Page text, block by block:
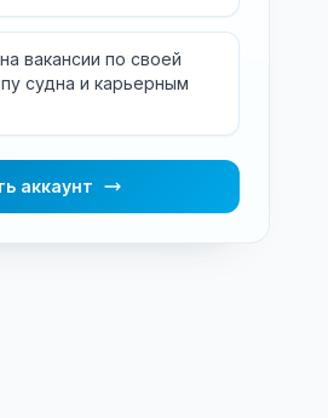
вакансии по своей
судна и карьерным
аккаунт